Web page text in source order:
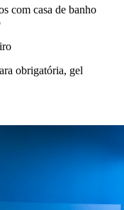
com casa de banho
obrigatória, gel